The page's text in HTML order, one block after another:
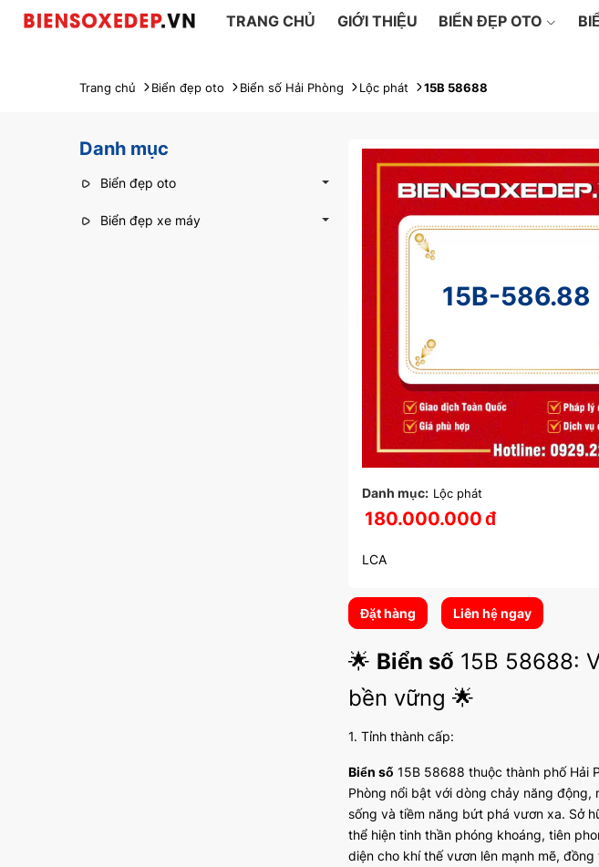
TRANG CHỦ GIỚI THIỆU BIỂN ĐẸP OTO
Trang chủ Biển đẹp oto Biển số Hải Phòng Lộc phát 15B 58688
Danh mục
Biển đẹp oto
Biển đẹp xe máy
15B-586.88
Danh mục: Lộc phát
180.000.000đ
LCA
Đặt hàng Liên hệ ngay
🌟 Biển số 15B 58688:
bền vững 🌟
1. Tỉnh thành cấp:
Biển số 15B 58688 thuộc thành phố Hải
Phòng nổi bật với dòng chảy năng
sống và tiềm năng bứt phá vươn xa. Sở
thể hiện tinh thần phóng khoáng, tiên
diện cho khí thế vươn lên mạnh mẽ,